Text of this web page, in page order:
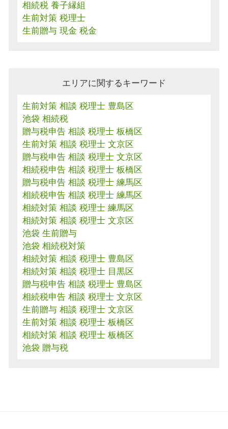
相続税 養子縁組
生前対策 税理士
生前贈与 現金 税金
エリアに関するキーワード
生前対策 相談 税理士 豊島区
池袋 相続税
贈与税申告 相談 税理士 板橋区
生前対策 相談 税理士 文京区
贈与税申告 相談 税理士 文京区
相続税申告 相談 税理士 板橋区
贈与税申告 相談 税理士 練馬区
相続税申告 相談 税理士 練馬区
相続対策 相談 税理士 練馬区
相続対策 相談 税理士 文京区
池袋 生前贈与
池袋 相続税対策
相続対策 相談 税理士 豊島区
相続対策 相談 税理士 目黒区
贈与税申告 相談 税理士 豊島区
相続税申告 相談 税理士 文京区
生前贈与 相談 税理士 文京区
生前対策 相談 税理士 板橋区
相続対策 相談 税理士 板橋区
池袋 贈与税